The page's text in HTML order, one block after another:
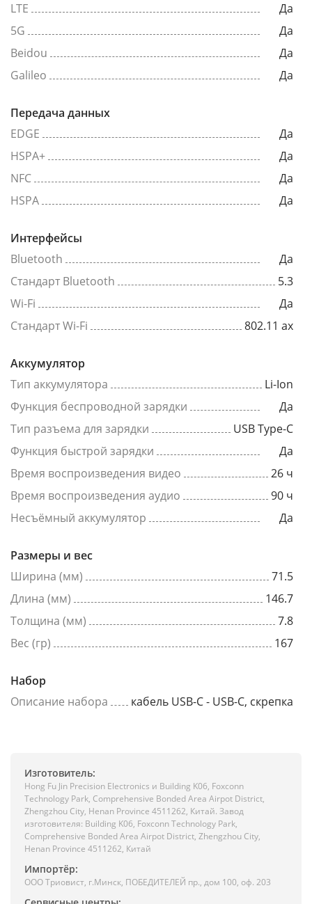
LTE
Да
5G
Да
Beidou
Да
Galileo
Да
Передача данных
EDGE
Да
HSPA+
Да
NFC
Да
HSPA
Да
Интерфейсы
Bluetooth
Да
Стандарт Bluetooth
5.3
Wi-Fi
Да
Стандарт Wi-Fi
802.11 ax
Аккумулятор
Тип аккумулятора
Li-Ion
Функция беспроводной зарядки
Да
Тип разъема для зарядки
USB Type-C
Функция быстрой зарядки
Да
Время воспроизведения видео
26 ч
Время воспроизведения аудио
90 ч
Несъёмный аккумулятор
Да
Размеры и вес
Ширина (мм)
71.5
Длина (мм)
146.7
Толщина (мм)
7.8
Вес (гр)
167
Набор
Описание набора
кабель USB-C - USB-C, скрепка
Изготовитель:
Hong Fu Jin Precision Electronics и Building K06, Foxconn
Technology Park, Comprehensive Bonded Area Airpot District,
Zhengzhou City, Henan Province 4511262, Китай. Завод
изготовителя: Building K06, Foxconn Technology Park,
Comprehensive Bonded Area Airpot District, Zhengzhou City,
Henan Province 4511262, Китай
Импортёр:
ООО Триовист, г.Минск, ПОБЕДИТЕЛЕЙ пр., дом 100, оф. 203